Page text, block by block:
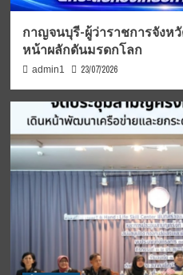
กาญจนบุรี-ผู้ว่าราชการจังห
หน้าผลักดันมรดกโลก
admin1 23/07/2026